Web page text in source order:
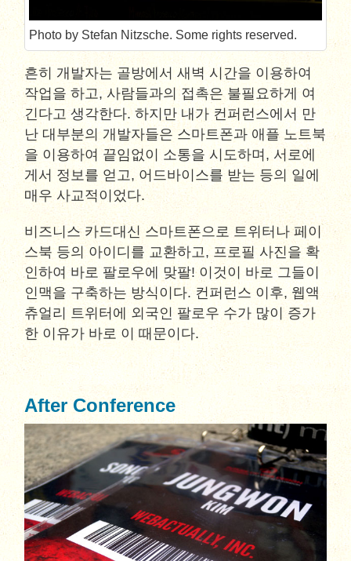
Photo by Stefan Nitzsche. Some rights reserved.
흔히 개발자는 골방에서 새벽 시간을 이용하여
작업을 하고, 사람들과의 접촉은 불필요하게 여
긴다고 생각한다. 하지만 내가 컨퍼런스에서 만
난 대부분의 개발자들은 스마트폰과 애플 노트북
을 이용하여 끝임없이 소통을 시도하며, 서로에
게서 정보를 얻고, 어드바이스를 받는 등의 일에
매우 사교적이었다.
비즈니스 카드대신 스마트폰으로 트위터나 페이
스북 등의 아이디를 교환하고, 프로필 사진을 확
인하여 바로 팔로우에 맞팔! 이것이 바로 그들이
인맥을 구축하는 방식이다. 컨퍼런스 이후, 웹액
츄얼리 트위터에 외국인 팔로우 수가 많이 증가
한 이유가 바로 이 때문이다.
After Conference